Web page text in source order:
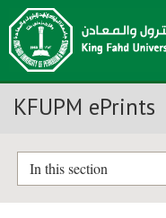
KFUPM ePrints
In this section